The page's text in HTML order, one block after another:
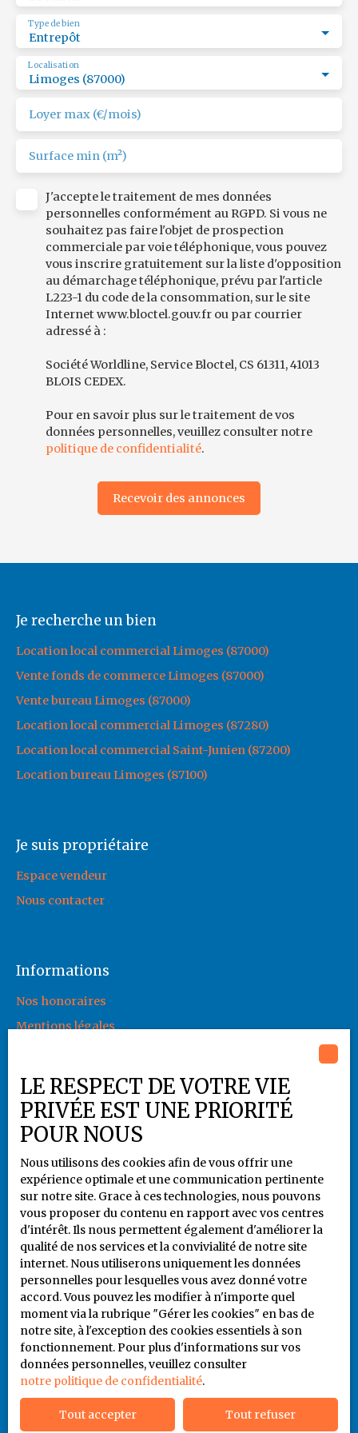
Entrepôt
Type de bien
Limoges (87000)
Localisation
Loyer max (€/mois)
Surface min (m²)
J'accepte le traitement de mes données
personnelles conformément au RGPD. Si vous ne
souhaitez pas faire l'objet de prospection
commerciale par voie téléphonique, vous pouvez
vous inscrire gratuitement sur la liste d'opposition
au démarchage téléphonique, prévu par l'article
L223-1 du code de la consommation, sur le site
Internet www.bloctel.gouv.fr ou par courrier
adressé à :
Société Worldline, Service Bloctel, CS 61311, 41013
BLOIS CEDEX.
Pour en savoir plus sur le traitement de vos
données personnelles, veuillez consulter notre
politique de confidentialité.
Recevoir des annonces
Je recherche un bien
Location local commercial Limoges (87000)
Vente fonds de commerce Limoges (87000)
Vente bureau Limoges (87000)
Location local commercial Limoges (87280)
Location local commercial Saint-Junien (87200)
Location bureau Limoges (87100)
Je suis propriétaire
Espace vendeur
Nous contacter
Informations
Nos honoraires
Mentions légales
Plan du site
Gérer les cookies
Propulsé par
+33 5 55 79 80 94
6 rue Jules Noriac
87000 LIMOGES
06 86 93 65 41
LE RESPECT DE VOTRE VIE
PRIVÉE EST UNE PRIORITÉ
POUR NOUS
Nous utilisons des cookies afin de vous offrir une
expérience optimale et une communication pertinente
sur notre site. Grace à ces technologies, nous pouvons
vous proposer du contenu en rapport avec vos centres
d'intérêt. Ils nous permettent également d'améliorer la
qualité de nos services et la convivialité de notre site
internet. Nous utiliserons uniquement les données
personnelles pour lesquelles vous avez donné votre
accord. Vous pouvez les modifier à n'importe quel
moment via la rubrique ″Gérer les cookies″ en bas de
notre site, à l'exception des cookies essentiels à son
fonctionnement. Pour plus d'informations sur vos
données personnelles, veuillez consulter
notre politique de confidentialité.
Tout accepter Tout refuser